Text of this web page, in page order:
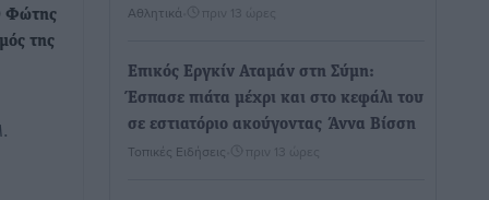
Φώτης
της
Αθλητικά πριν 13 ώρες
Επικός Εργκίν Αταμάν στη Σύμη:
Έσπασε πιάτα μέχρι και στο κεφάλι του
σε εστιατόριο ακούγοντας Άννα Βίσση
Τοπικές Ειδήσεις πριν 13 ώρες